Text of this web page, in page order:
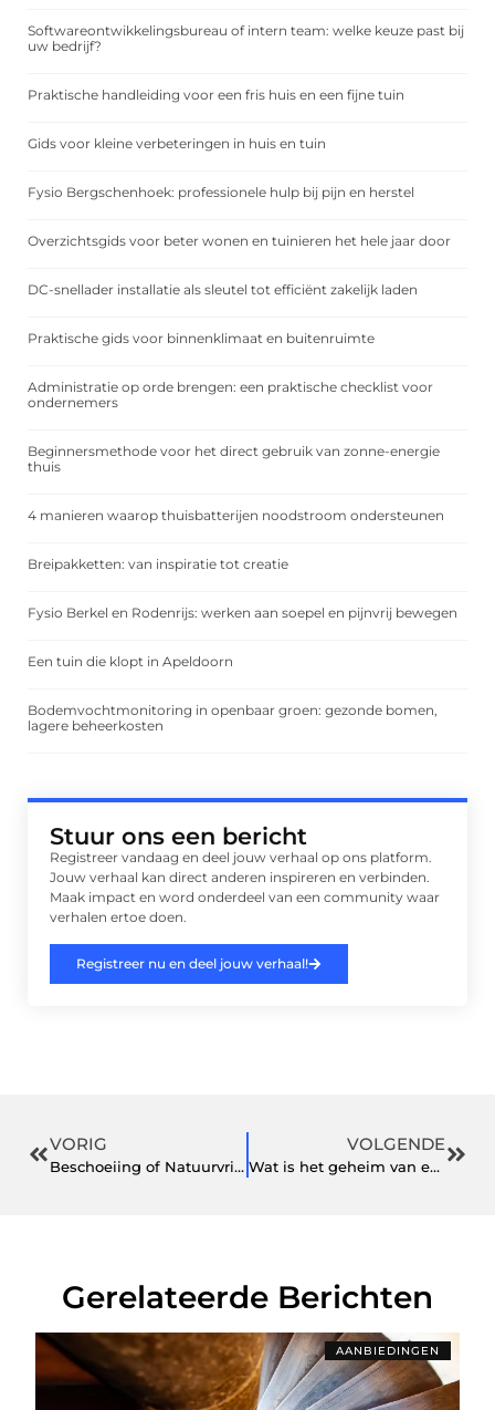
Softwareontwikkelingsbureau of intern team: welke keuze past bij
uw bedrijf?
Praktische handleiding voor een fris huis en een fijne tuin
Gids voor kleine verbeteringen in huis en tuin
Fysio Bergschenhoek: professionele hulp bij pijn en herstel
Overzichtsgids voor beter wonen en tuinieren het hele jaar door
DC-snellader installatie als sleutel tot efficiënt zakelijk laden
Praktische gids voor binnenklimaat en buitenruimte
Administratie op orde brengen: een praktische checklist voor
ondernemers
Beginnersmethode voor het direct gebruik van zonne-energie
thuis
4 manieren waarop thuisbatterijen noodstroom ondersteunen
Breipakketten: van inspiratie tot creatie
Fysio Berkel en Rodenrijs: werken aan soepel en pijnvrij bewegen
Een tuin die klopt in Apeldoorn
Bodemvochtmonitoring in openbaar groen: gezonde bomen,
lagere beheerkosten
Stuur ons een bericht
Registreer vandaag en deel jouw verhaal op ons platform.
Jouw verhaal kan direct anderen inspireren en verbinden.
Maak impact en word onderdeel van een community waar
verhalen ertoe doen.
Registreer nu en deel jouw verhaal!
VORIG
Beschoeiing of Natuurvriendelijke Oevers
VOLGENDE
Wat is het geheim van een succesvol zakelijk diner?
Gerelateerde Berichten
AANBIEDINGEN